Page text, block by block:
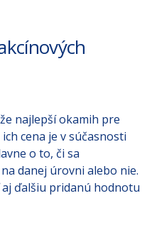
najlepší okamih pre
cena je v súčasnosti
o to, či sa
danej úrovni alebo nie.
ďalšiu pridanú hodnotu